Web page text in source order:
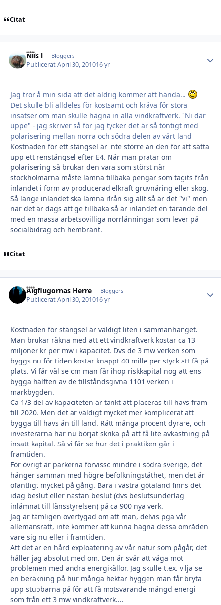
Citat
Nils l Bloggers
PubliceratApril 30, 201016 yr
Jag tror å min sida att det aldrig kommer att hända...
Det skulle bli alldeles för kostsamt och kräva för stora
insatser om man skulle hägna in alla vindkraftverk. "Ni där
uppe" - jag skriver så för jag tycker det är så töntigt med
polarisering mellan norra och södra delen av vårt land
Kostnaden för ett stängsel är inte större än den för att sätta
upp ett renstängsel efter E4. När man pratar om
polarisering så brukar den vara som störst när
stockholmarna måste lämna tillbaka pengar som tagits från
inlandet i form av producerad elkraft gruvnäring eller skog.
Så länge inlandet ska lämna ifrån sig allt så är det "vi" men
när det är dags att ge tillbaka så är inlandet en tärande del
med en massa arbetsovilliga norrlänningar som lever på
socialbidrag och hembränt.
Citat
Älgflugornas Herre Bloggers
PubliceratApril 30, 201016 yr
Kostnaden för stängsel är väldigt liten i sammanhanget.
Man brukar räkna med att ett vindkraftverk kostar ca 13
miljoner kr per mw i kapacitet. Dvs de 3 mw verken som
byggs nu för tiden kostar knappt 40 mille per styck att få på
plats. Vi får väl se om man får ihop riskkapital nog att ens
bygga hälften av de tillståndsgivna 1101 verken i
markbygden.
Ca 1/3 del av kapaciteten är tänkt att placeras till havs fram
till 2020. Men det är väldigt mycket mer komplicerat att
bygga till havs än till land. Rätt många procent dyrare, och
investerarna har nu börjat skrika på att få lite avkastning på
insatt kapital. Så vi får se hur det i praktiken går i
framtiden.
För övrigt är parkerna förvisso mindre i södra sverige, det
hänger samman med högre befolkningstäthet, men det är
ofantligt mycket på gång. Bara i västra götaland finns det
idag beslut eller nästan beslut (dvs beslutsunderlag
inlämnat till länsstyrelsen) på ca 900 nya verk.
Jag är tämligen övertygad om att man, delvis pga vår
allemansrätt, inte kommer att kunna hägna dessa områden
vare sig nu eller i framtiden.
Att det är en hård exploatering av vår natur som pågår, det
håller jag absolut med om. Den är svår att väga mot
problemen med andra energikällor. Jag skulle t.ex. vilja se
en beräkning på hur många hektar hyggen man får bryta
upp stubbarna på för att få motsvarande mängd energi
som från ett 3 mw vindkraftverk....